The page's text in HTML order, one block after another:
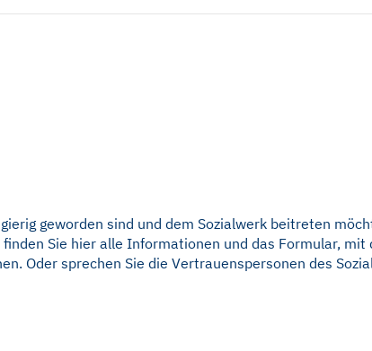
geworden sind und dem Sozialwerk beitreten
Sie hier alle Informationen und das Formular, mit
Oder sprechen Sie die Vertrauenspersonen des